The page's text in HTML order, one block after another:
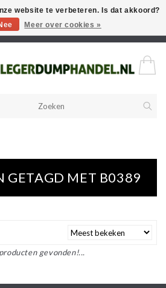
Als u een product zoekt en deze niet kan
neem vooral contact op!
GETAGD MET B0389
gevonden!...
website te verbeteren. Is dat akkoord?
Meer over cookies »